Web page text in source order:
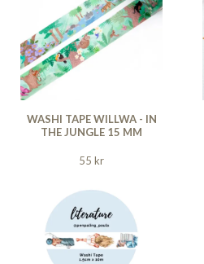
WASHI TAPE WILLWA - IN
THE JUNGLE 15 MM
55 kr